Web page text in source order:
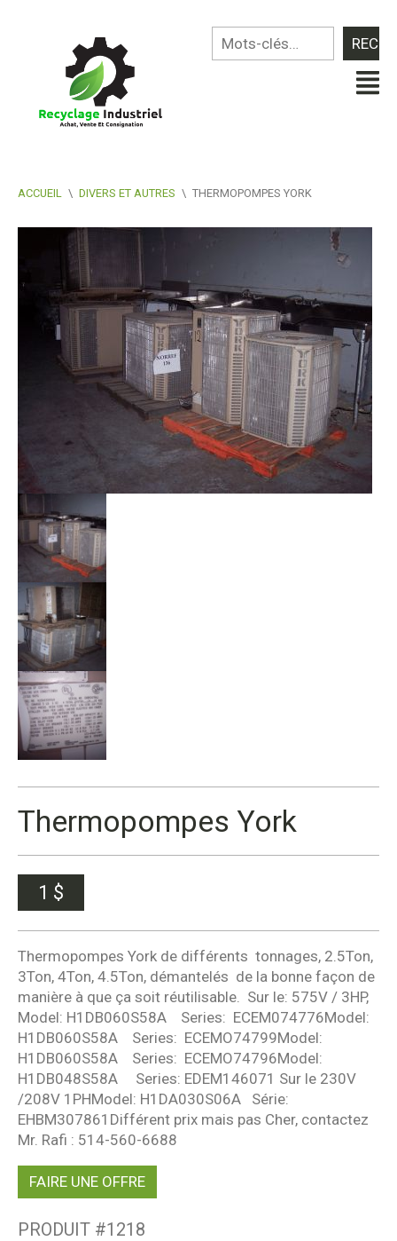
ACCUEIL \ DIVERS ET AUTRES \ THERMOPOMPES YORK
Thermopompes York
1 $
Thermopompes York de différents tonnages, 2.5Ton,
3Ton, 4Ton, 4.5Ton, démantelés de la bonne façon de
manière à que ça soit réutilisable. Sur le: 575V / 3HP,
Model: H1DB060S58A Series: ECEM074776Model:
H1DB060S58A Series: ECEMO74799Model:
H1DB060S58A Series: ECEMO74796Model:
H1DB048S58A Series: EDEM146071 Sur le 230V
/208V 1PHModel: H1DA030S06A Série:
EHBM307861Différent prix mais pas Cher, contactez
Mr. Rafi : 514-560-6688
FAIRE UNE OFFRE
PRODUIT #1218